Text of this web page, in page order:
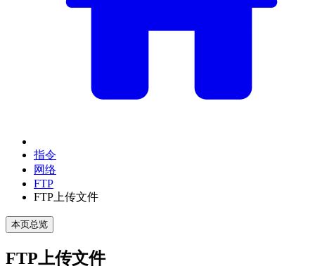
指令
网络
FTP
FTP上传文件
本页总览
FTP上传文件